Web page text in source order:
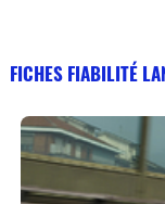
FICHES FIABILITÉ